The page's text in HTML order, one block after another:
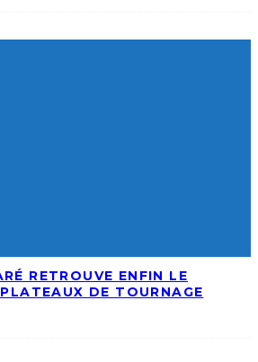
RETROUVE ENFIN LE
DE TOURNAGE